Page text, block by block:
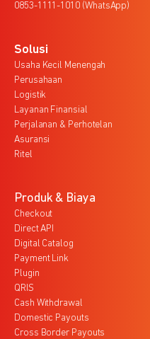
0853-1111-1010 (WhatsApp)
Solusi
Usaha Kecil Menengah
Perusahaan
Logistik
Layanan Finansial
Perjalanan & Perhotelan
Asuransi
Ritel
Produk & Biaya
Checkout
Direct API
Digital Catalog
Payment Link
Plugin
QRIS
Cash Withdrawal
Domestic Payouts
Cross Border Payouts